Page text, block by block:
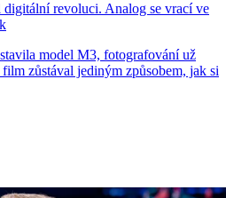
revoluci. Analog se vrací ve
model M3, fotografování už
zůstával jediným způsobem, jak si